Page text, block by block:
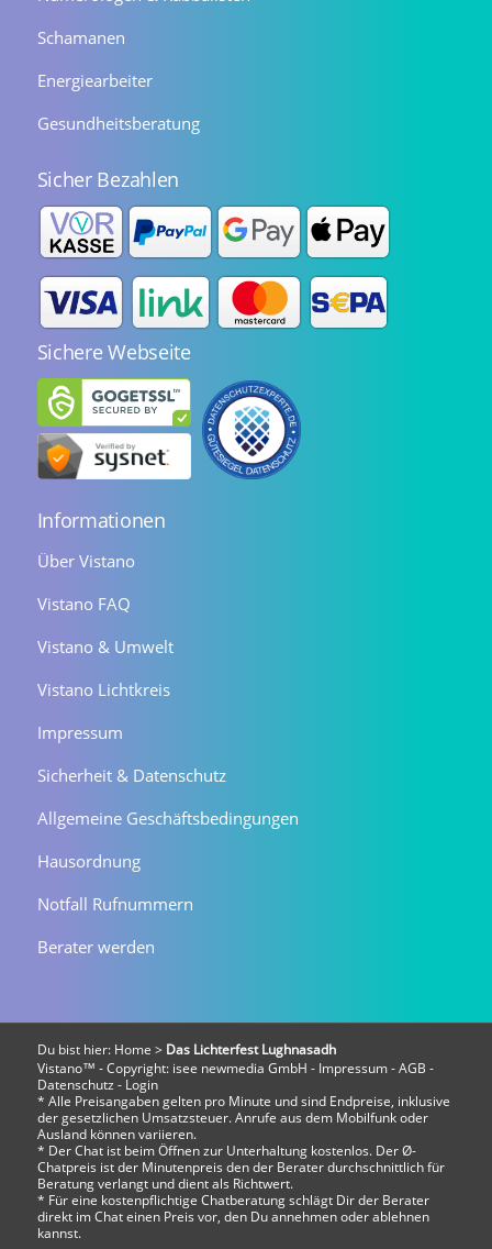
Schamanen
Energiearbeiter
Gesundheitsberatung
Sicher Bezahlen
Sichere Webseite
Informationen
Über Vistano
Vistano FAQ
Vistano & Umwelt
Vistano Lichtkreis
Impressum
Sicherheit & Datenschutz
Allgemeine Geschäftsbedingungen
Hausordnung
Notfall Rufnummern
Berater werden
Du bist hier: Home > Das Lichterfest Lughnasadh
Vistano™ - Copyright: isee newmedia GmbH - Impressum-AGB -
Datenschutz - Login
* Alle Preisangaben gelten pro Minute und sind Endpreise, inklusive
der gesetzlichen Umsatzsteuer. Anrufe aus dem Mobilfunk oder
Ausland können variieren.
* Der Chat ist beim Öffnen zur Unterhaltung kostenlos. Der Ø-
Chatpreis ist der Minutenpreis den der Berater durchschnittlich für
Beratung verlangt und dient als Richtwert.
* Für eine kostenpflichtige Chatberatung schlägt Dir der Berater
direkt im Chat einen Preis vor, den Du annehmen oder ablehnen
kannst.